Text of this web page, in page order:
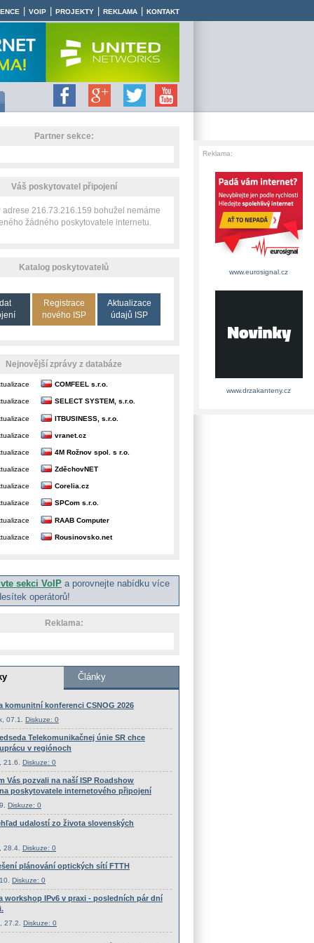
VOIP PROJEKTY REKLAMA KONTAKT
Partner sekce:
Váš poskytovatel připojení
adrese 216.73.216.159 bohužel nemáme
žádného poskytovatele internetu.
Katalog poskytovatelů
Registrace
nového ISP
Aktualizace
údajů ISP
Nejnovější zprávy z databáze
COMFEEL s.r.o.
SELECT SYSTEM, s.r.o.
ITBUSINESS, s.r.o.
vranet.cz
4M Rožnov spol. s r.o.
ZděchovNET
Corelia.cz
SPCom s.r.o.
RAAB Computer
Rousinovsko.net
sekci VoIP a porovnejte nabídku více
operátorů!
Reklama:
Reklama:
www.eurosignal.cz
www.drzakanteny.cz